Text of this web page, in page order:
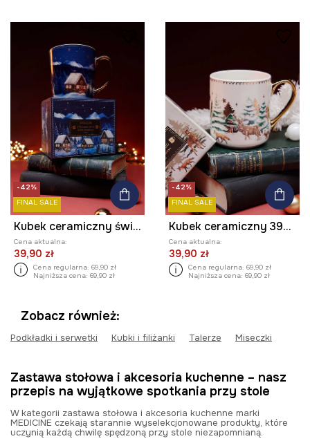
-42%
FINAL SALE
Kubek ceramiczny świąteczny 460 ml
Cena aktualna:
39,90 zł
Cena regularna: 69,90 zł
Najniższa cena: 69,90 zł
-42%
FINAL SALE
Kubek ceramiczny 390 ml świąteczny
Cena aktualna:
39,90 zł
Cena regularna: 69,90 zł
Najniższa cena: 69,90 zł
Zobacz również:
Podkładki i serwetki Kubki i filiżanki Talerze Miseczki
Zastawa stołowa i akcesoria kuchenne – nasz
przepis na wyjątkowe spotkania przy stole
W kategorii zastawa stołowa i akcesoria kuchenne marki
MEDICINE czekają starannie wyselekcjonowane produkty, które
uczynią każdą chwilę spędzoną przy stole niezapomnianą.